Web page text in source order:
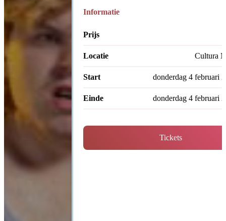
Informatie
Prijs
Locatie Cultura
Start donderdag 4 februari
Einde donderdag 4 februari
Tickets